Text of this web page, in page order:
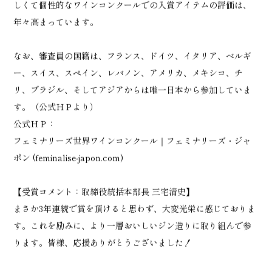
しくて個性的なワインコンクールでの入賞アイテムの評価は、
年々高まっています。
なお、審査員の国籍は、フランス、ドイツ、イタリア、ベルギ
ー、スイス、スペイン、レバノン、アメリカ、メキシコ、チ
リ、ブラジル、そしてアジアからは唯一日本から参加していま
す。（公式ＨＰより）
公式ＨＰ：
フェミナリーズ世界ワインコンクール｜フェミナリーズ・ジャ
ポン (feminalise-japon.com)
【受賞コメント：取締役統括本部長 三宅清史】
まさか3年連続で賞を頂けると思わず、大変光栄に感じておりま
す。これを励みに、より一層おいしいジン造りに取り組んで参
ります。皆様、応援ありがとうございました！